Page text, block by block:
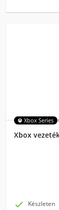
Xbox Series
Xbox
 Készleten